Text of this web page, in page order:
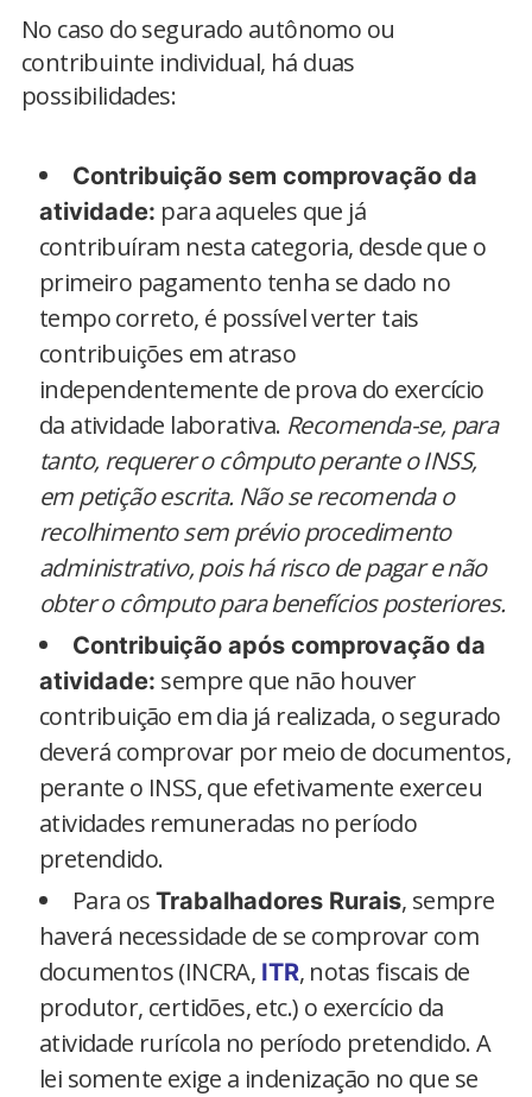
No caso do segurado autônomo ou
contribuinte individual, há duas
possibilidades:
Contribuição sem comprovação da
atividade: para aqueles que já
contribuíram nesta categoria, desde que o
primeiro pagamento tenha se dado no
tempo correto, é possível verter tais
contribuições em atraso
independentemente de prova do exercício
da atividade laborativa. Recomenda-se, para
tanto, requerer o cômputo perante o INSS,
em petição escrita. Não se recomenda o
recolhimento sem prévio procedimento
administrativo, pois há risco de pagar e não
obter o cômputo para benefícios posteriores.
Contribuição após comprovação da
atividade: sempre que não houver
contribuição em dia já realizada, o segurado
deverá comprovar por meio de documentos,
perante o INSS, que efetivamente exerceu
atividades remuneradas no período
pretendido.
Para osTrabalhadores Rurais, sempre
haverá necessidade de se comprovar com
documentos (INCRA, ITR, notas fiscais de
produtor, certidões, etc.) o exercício da
atividade rurícola no período pretendido. A
lei somente exige a indenização no que se